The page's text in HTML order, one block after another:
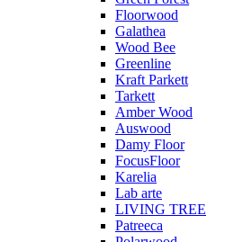
Floorwood
Galathea
Wood Bee
Greenline
Kraft Parkett
Tarkett
Amber Wood
Auswood
Damy Floor
FocusFloor
Karelia
Lab arte
LIVING TREE
Patreeca